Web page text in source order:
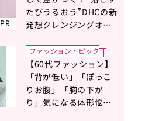
PR
たびうるおう”DHCの新
発想クレンジングオイ
ファッショントピック
【60代ファッション】
「背が低い」「ぽっこ
りお腹」「胸の下が
り」気になる体形悩み